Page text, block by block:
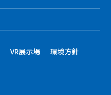
VR展示場 環境方針